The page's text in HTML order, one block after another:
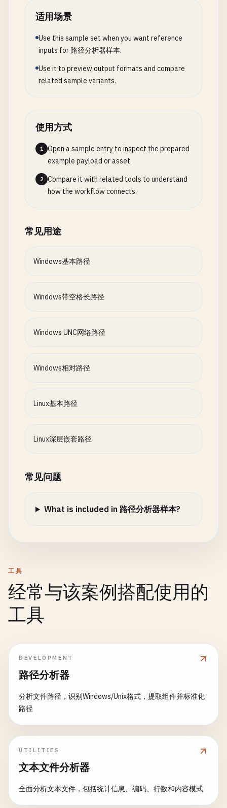
适用场景
Use this sample set when you want reference
inputs for 路径分析器样本.
Use it to preview output formats and compare
related sample variants.
使用方式
1
Open a sample entry to inspect the prepared
example payload or asset.
2
Compare it with related tools to understand
how the workflow connects.
常见用途
Windows基本路径
Windows带空格长路径
Windows UNC网络路径
Windows相对路径
Linux基本路径
Linux深层嵌套路径
常见问题
What is included in 路径分析器样本?
工具
经常与该案例搭配使用的
工具
DEVELOPMENT
路径分析器
分析文件路径，识别Windows/Unix格式，提取组件并标准化
路径
UTILITIES
文本文件分析器
全面分析文本文件，包括统计信息、编码、行数和内容模式